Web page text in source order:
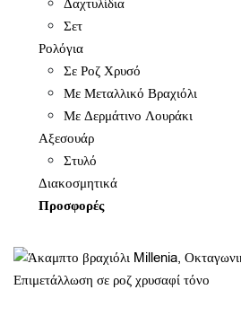
Σετ
Ρολόγια
Σε Ροζ Χρυσό
Με Μεταλλικό Βραχιόλι
Με Δερμάτινο Λουράκι
Αξεσουάρ
Στυλό
Διακοσμητικά
Προσφορές